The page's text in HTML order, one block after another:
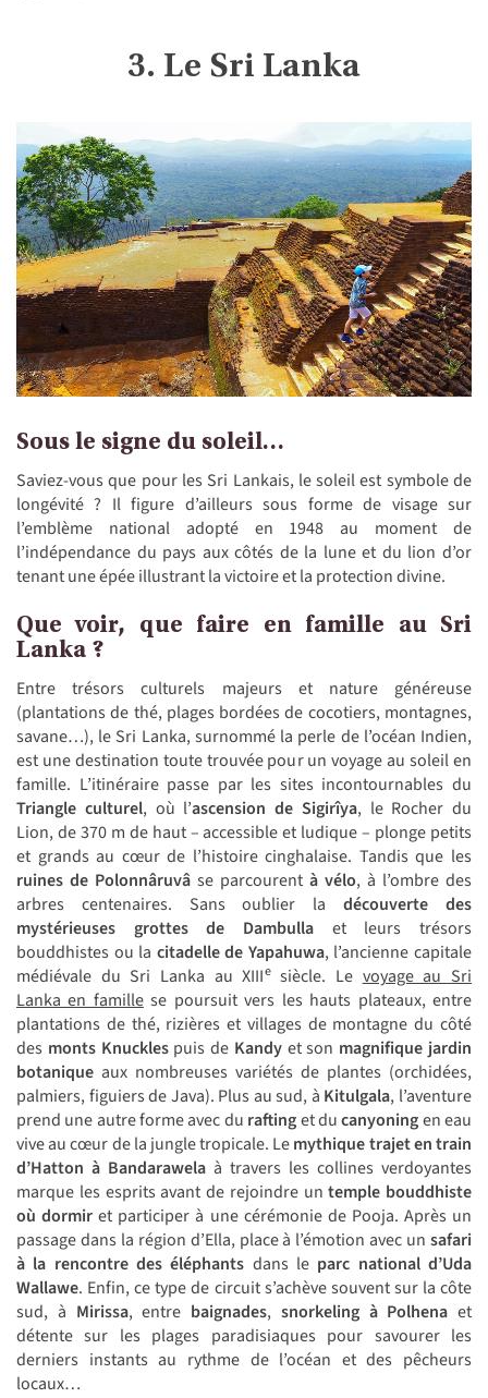
3. Le Sri Lanka
Sous le signe du soleil…
Saviez-vous que pour les Sri Lankais, le soleil est symbole de
longévité ? Il figure d’ailleurs sous forme de visage sur
l’emblème national adopté en 1948 au moment de
l’indépendance du pays aux côtés de la lune et du lion d’or
tenant une épée illustrant la victoire et la protection divine.
Que voir, que faire en famille au Sri
Lanka ?
Entre trésors culturels majeurs et nature généreuse
(plantations de thé, plages bordées de cocotiers, montagnes,
savane…), le Sri Lanka, surnommé la perle de l’océan Indien,
est une destination toute trouvée pour un voyage au soleil en
famille. L’itinéraire passe par les sites incontournables du
Triangle culturel, où l’ascension de Sigirîya, le Rocher du
Lion, de 370 m de haut – accessible et ludique – plonge petits
et grands au cœur de l’histoire cinghalaise. Tandis que les
ruines de Polonnâruvâ se parcourent à vélo, à l’ombre des
arbres centenaires. Sans oublier ladécouverte des
mystérieuses grottes de Dambulla et leurs trésors
bouddhistes ou la citadelle de Yapahuwa, l’ancienne capitale
médiévale du Sri Lanka au XIIIesiècle. Levoyage au Sri
Lanka en famillese poursuit vers les hauts plateaux, entre
plantations de thé, rizières et villages de montagne du côté
des monts Knucklespuis de Kandyet son magnifique jardin
botanique aux nombreuses variétés de plantes (orchidées,
palmiers, figuiers de Java). Plus au sud, à Kitulgala, l’aventure
prend une autre forme avec du raftinget ducanyoningen eau
vive au cœur de la jungle tropicale. Lemythique trajet en train
d’Hatton à Bandarawela à travers les collines verdoyantes
marque les esprits avant de rejoindre untemple bouddhiste
où dormir et participer à une cérémonie de Pooja. Après un
passage dans la région d’Ella, place à l’émotion avec un safari
à la rencontre des éléphants dans le parc national d’Uda
Wallawe. Enfin, ce type de circuit s’achève souvent sur la côte
sud, à Mirissa, entre baignades, snorkeling à Polhena et
détente sur les plages paradisiaques pour savourer les
derniers instants au rythme de l’océan et des pêcheurs
locaux…